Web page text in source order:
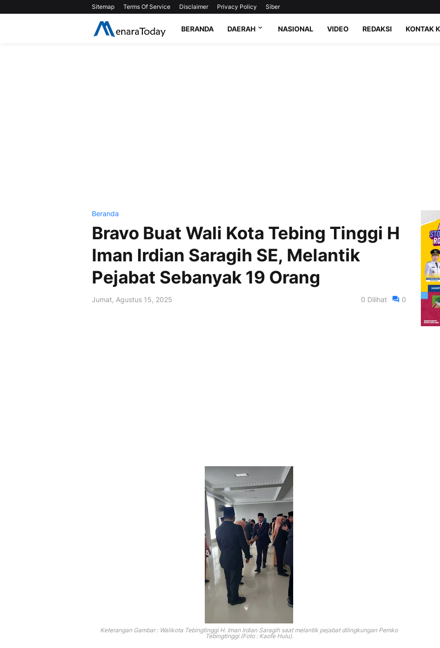
Sitemap Terms Of Service Disclaimer Privacy Policy Siber
BERANDA DAERAH NASIONAL VIDEO REDAKSI KONTAK
Beranda
Bravo Buat Wali Kota Tebing Tinggi H
Iman Irdian Saragih SE, Melantik
Pejabat Sebanyak 19 Orang
Jumat, Agustus 15, 2025 0 Dilihat 0
Keterangan Gambar : Walikota Tebingtinggi H. Iman Irdian Saragih saat melantik pejabat dilingkungan Pemko
Tebingtinggi.(Foto : Kaofe Hulu).